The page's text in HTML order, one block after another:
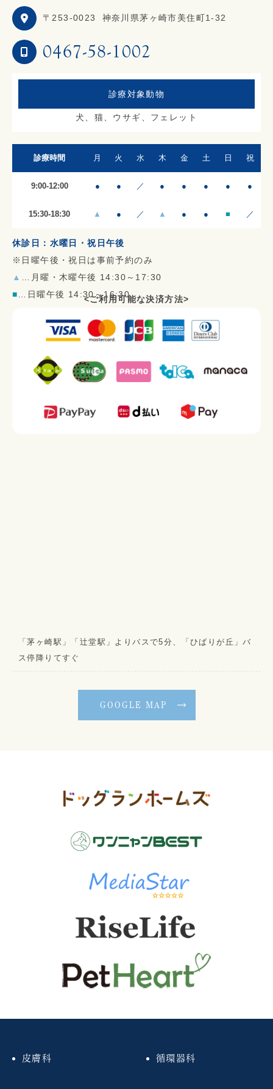
〒253-0023 神奈川県茅ヶ崎市美住町1-32
0467-58-1002
診療対象動物
犬、猫、ウサギ、フェレット
診療時間 月 火 水 木 金 土 日 祝
9:00-12:00 ● ● ／ ● ● ● ● ●
15:30-18:30 ▲ ● ／ ▲ ● ● ■ ／
休診日：水曜日・祝日午後
※日曜午後・祝日は事前予約のみ
▲
…月曜・木曜午後 14:30～17:30
■ …日曜午後 14:30～16:30<ご利用可能な決済方法>
「茅ヶ崎駅」「辻堂駅」よりバスで5分、「ひばりが丘」バ
ス停降りてすぐ
GOOGLE MAP
皮膚科 循環器科